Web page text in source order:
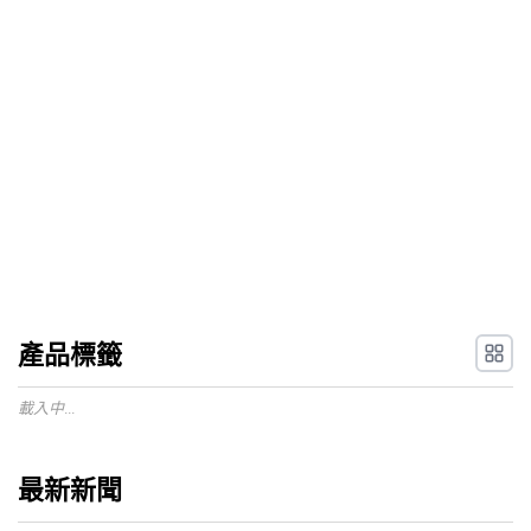
產品標籤
載入中...
最新新聞